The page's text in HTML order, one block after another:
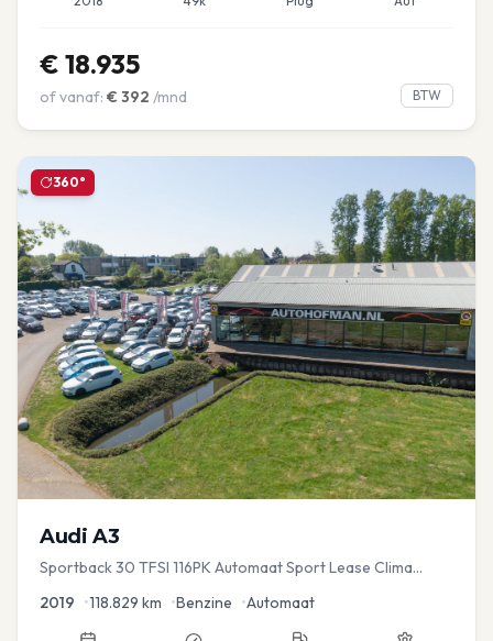
€ 18.935
of vanaf: € 392 /mnd BTW
360°
Audi A3
Sportback 30 TFSI 116PK Automaat Sport Lease Clima
2019 •118.829 km •Benzine •Automaat